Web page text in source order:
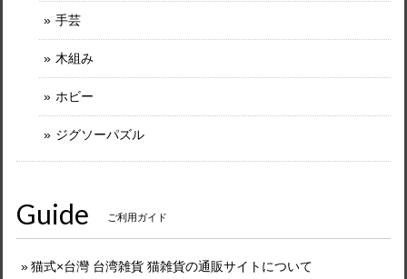
手芸
木組み
ホビー
ジグソーパズル
Guide ご利用ガイド
猫式×台灣 台湾雑貨 猫雑貨の通販サイトについて